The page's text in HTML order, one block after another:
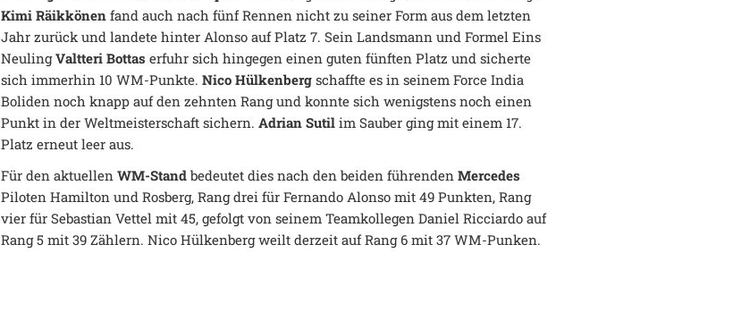
Kimi Räikkönen fand auch nach fünf Rennen nicht zu seiner Form aus dem letzten
Jahr zurück und landete hinter Alonso auf Platz 7. Sein Landsmann und Formel Eins
NeulingValtteri Bottas erfuhr sich hingegen einen guten fünften Platz und sicherte
sich immerhin 10 WM-Punkte.Nico Hülkenberg schaffte es in seinem Force India
Boliden noch knapp auf den zehnten Rang und konnte sich wenigstens noch einen
Punkt in der Weltmeisterschaft sichern.Adrian Sutil im Sauber ging mit einem 17.
Platz erneut leer aus.
Für den aktuellenWM-Stand bedeutet dies nach den beiden führendenMercedes
Piloten Hamilton und Rosberg, Rang drei für Fernando Alonso mit 49 Punkten, Rang
vier für Sebastian Vettel mit 45, gefolgt von seinem Teamkollegen Daniel Ricciardo auf
Rang 5 mit 39 Zählern. Nico Hülkenberg weilt derzeit auf Rang 6 mit 37 WM-Punken.